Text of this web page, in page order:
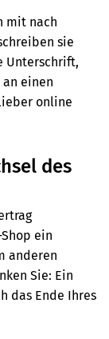
mit nach
sie
Unterschrift,
einen
online
des
ein
anderen
Sie: Ein
das Ende Ihres